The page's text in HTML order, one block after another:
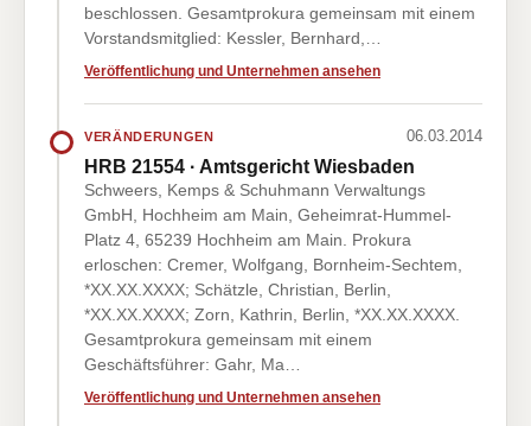
beschlossen. Gesamtprokura gemeinsam mit einem
Vorstandsmitglied: Kessler, Bernhard,…
Veröffentlichung und Unternehmen ansehen
VERÄNDERUNGEN 06.03.2014
HRB 21554 · Amtsgericht Wiesbaden
Schweers, Kemps & Schuhmann Verwaltungs
GmbH, Hochheim am Main, Geheimrat-Hummel-
Platz 4, 65239 Hochheim am Main. Prokura
erloschen: Cremer, Wolfgang, Bornheim-Sechtem,
*XX.XX.XXXX; Schätzle, Christian, Berlin,
*XX.XX.XXXX; Zorn, Kathrin, Berlin, *XX.XX.XXXX.
Gesamtprokura gemeinsam mit einem
Geschäftsführer: Gahr, Ma…
Veröffentlichung und Unternehmen ansehen